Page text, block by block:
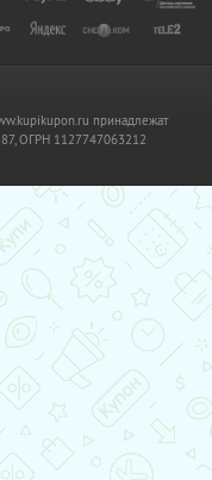
принадлежат
ОГРН 1127747063212